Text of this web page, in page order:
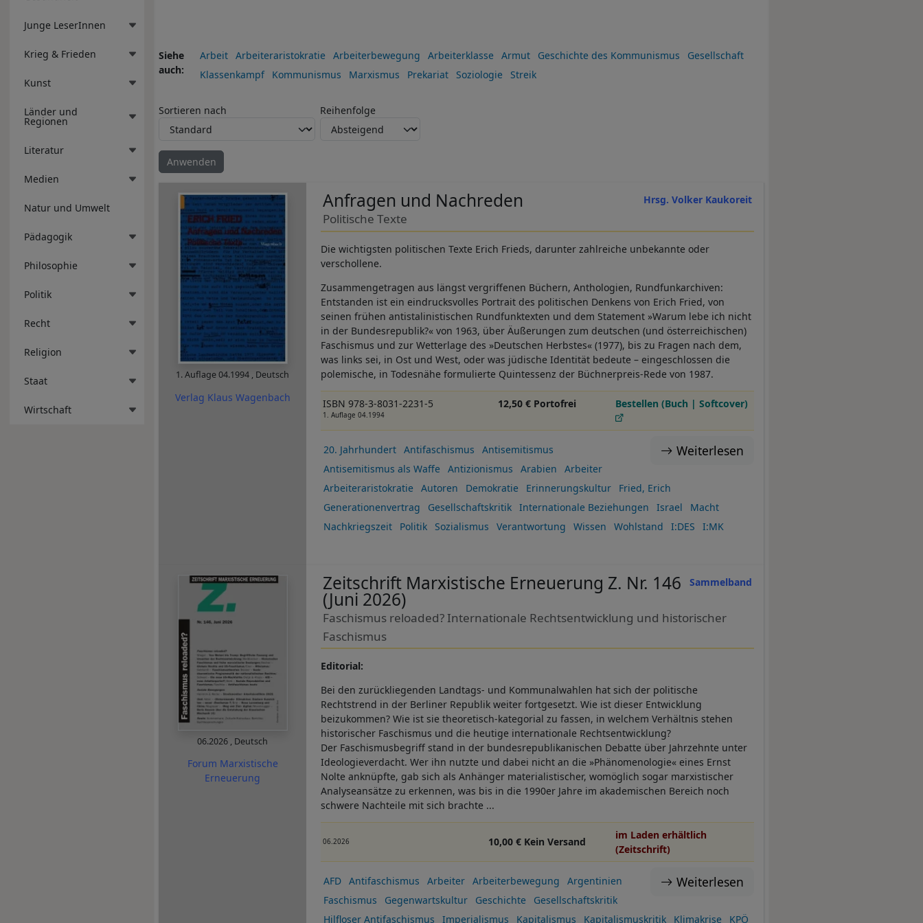
Junge LeserInnen
Krieg & Frieden
Kunst
Länder und
Regionen
Literatur
Medien
Natur und Umwelt
Pädagogik
Philosophie
Politik
Recht
Religion
Staat
Wirtschaft
Siehe
auch
Arbeit Arbeiteraristokratie Arbeiterbewegung Arbeiterklasse Armut Geschichte des Kommunismus
Gesellschaft
Klassenkampf
Kommunismus Marxismus Prekariat Soziologie Streik
Sortieren nach Reihenfolge
1. Auflage04.1994 , Deutsch
Verlag Klaus Wagenbach
Hrsg. Volker Kaukoreit
Anfragen und Nachreden
Politische Texte
Die wichtigsten politischen Texte Erich Frieds, darunter zahlreiche unbekannte oder
verschollene.
Zusammengetragen aus längst vergriffenen Büchern, Anthologien, Rundfunkarchiven:
Entstanden ist ein eindrucksvolles Portrait des politischen Denkens von Erich Fried, von
seinen frühen antistalinistischen Rundfunktexten und dem Statement »Warum lebe ich nicht
in der Bundesrepublik?« von 1963, über Äußerungen zum deutschen (und österreichischen)
Faschismus und zur Wetterlage des »Deutschen Herbstes« (1977), bis zu Fragen nach dem,
was links sei, in Ost und West, oder was jüdische Identität bedeute – eingeschlossen die
polemische, in Todesnähe formulierte Quintessenz der Büchnerpreis-Rede von 1987.
ISBN 978-3-8031-2231-5
1. Auflage 04.1994
12,50 € Portofrei Bestellen (Buch | Softcover)
Weiterlesen
20. Jahrhundert Antifaschismus
Antisemitismus
Antisemitismus als Waffe
Antizionismus Arabien
Arbeiter
Arbeiteraristokratie
Autoren Demokratie Erinnerungskultur
Fried, Erich
Generationenvertrag
Gesellschaftskritik Internationale Beziehungen Israel
Macht
Nachkriegszeit
Politik Sozialismus Verantwortung Wissen Wohlstand I:DES I:MK
06.2026 , Deutsch
Forum Marxistische
Erneuerung
Sammelband
Zeitschrift Marxistische Erneuerung Z. Nr. 146
(Juni 2026)
Faschismus reloaded? Internationale Rechtsentwicklung und historischer
Faschismus
Editorial:
Bei den zurückliegenden Landtags- und Kommunalwahlen hat sich der politische
Rechtstrend in der Berliner Republik weiter fortgesetzt. Wie ist dieser Entwicklung
beizukommen? Wie ist sie theoretisch-kategorial zu fassen, in welchem Verhältnis stehen
historischer Faschismus und die heutige internationale Rechtsentwicklung?
Der Faschismusbegriff stand in der bundesrepublikanischen Debatte über Jahrzehnte unter
Ideologieverdacht. Wer ihn nutzte und dabei nicht an die »Phänomenologie« eines Ernst
Nolte anknüpfte, gab sich als Anhänger materialistischer, womöglich sogar marxistischer
Analyseansätze zu erkennen, was bis in die 1990er Jahre im akademischen Bereich noch
schwere Nachteile mit sich brachte ...
06.2026 10,00 € Kein Versand
im Laden erhältlich
(Zeitschrift)
Weiterlesen
AFD Antifaschismus Arbeiter Arbeiterbewegung
Argentinien
Faschismus
Gegenwartskultur Geschichte
Gesellschaftskritik
Hilfloser Antifaschismus
Imperialismus Kapitalismus Kapitalismuskritik Klimakrise
KPÖ